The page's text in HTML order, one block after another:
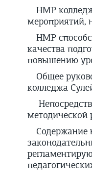
НМР
мероприятий,
НМР
качества
повышению
Общее
колледжа
методической
Содержание